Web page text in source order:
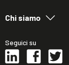
Chi siamo
Seguici su